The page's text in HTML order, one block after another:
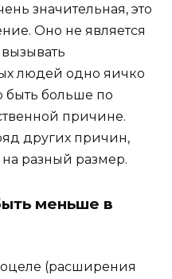
значительная, это
Оно не является
людей одно яичко
быть больше по
причине.
других причин,
разный размер.
меньше в
(расширения